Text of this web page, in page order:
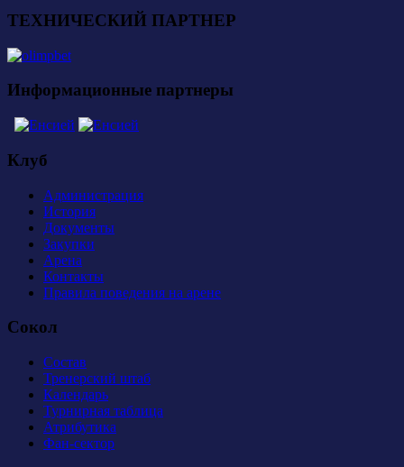
ТЕХНИЧЕСКИЙ ПАРТНЕР
Информационные партнеры
Клуб
Администрация
История
Документы
Закупки
Арена
Контакты
Правила поведения на арене
Сокол
Состав
Тренерский штаб
Календарь
Турнирная таблица
Атрибутика
Фан-сектор